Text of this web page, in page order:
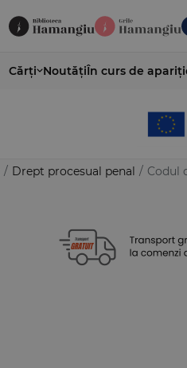
Cărți NoutățiÎn curs de
/ Drept procesual penal / Codul